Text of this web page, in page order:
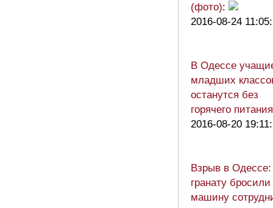
(фото):
2016-08-24
В Одессе
младших
останутся без
горячего питания
2016-08-20
Взрыв в Одессе:
гранату бросили
машину